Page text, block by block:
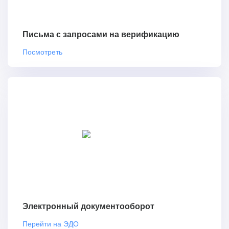
Письма с запросами на верификацию
Посмотреть
Электронный документооборот
Перейти на ЭДО